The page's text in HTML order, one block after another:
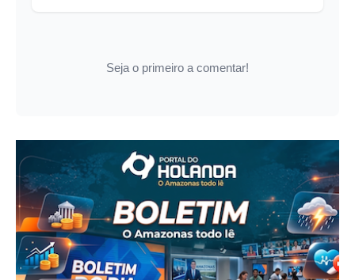
Seja o primeiro a comentar!